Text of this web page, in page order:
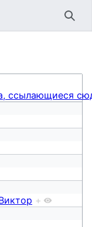
ссылающиеся
+